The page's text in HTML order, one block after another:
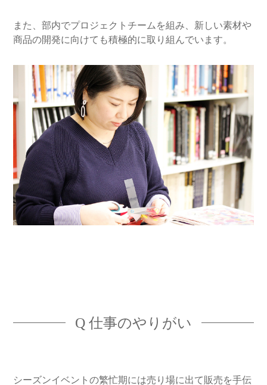
また、部内でプロジェクトチームを組み、新しい素材や
商品の開発に向けても積極的に取り組んでいます。
Q 仕事のやりがい
シーズンイベントの繁忙期には売り場に出て販売を手伝